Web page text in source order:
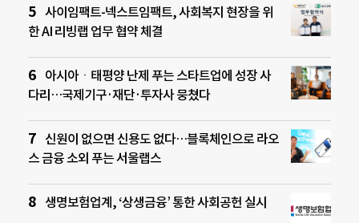
사이임팩트-넥스트임팩트, 사회복지 현장을 위
한 AI 리빙랩 업무 협약 체결
아시아ㆍ태평양 난제 푸는 스타트업에 성장 사
다리…국제기구·재단·투자사 뭉쳤다
신원이 없으면 신용도 없다…블록체인으로 라오
스 금융 소외 푸는 서울랩스
생명보험업계, ‘상생금융’ 통한 사회공헌 실시